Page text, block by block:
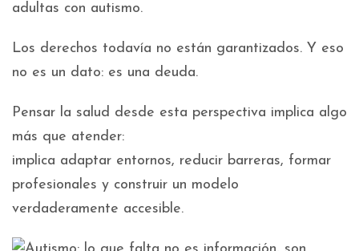
adultas con autismo.
Los derechos todavía no están garantizados. Y eso
no es un dato: es una deuda.
Pensar la salud desde esta perspectiva implica algo
más que atender:
implica adaptar entornos, reducir barreras, formar
profesionales y construir un modelo
verdaderamente accesible.